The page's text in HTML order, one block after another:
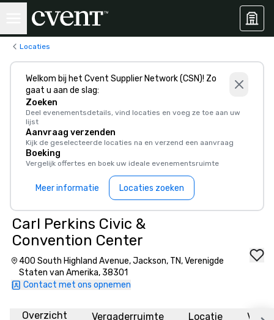
Locaties
Welkom bij het Cvent Supplier Network (CSN)! Zo
gaat u aan de slag:
Zoeken
Deel evenementsdetails, vind locaties en voeg ze toe aan uw
lijst
Aanvraag verzenden
Kijk de geselecteerde locaties na en verzend een aanvraag
Boeking
Vergelijk offertes en boek uw ideale evenementsruimte
Meer informatie Locaties zoeken
Carl Perkins Civic &
Convention Center
400 South Highland Avenue, Jackson, TN, Verenigde
Staten van Amerika, 38301
Contact met ons opnemen
Overzicht Vergaderruimte Locatie